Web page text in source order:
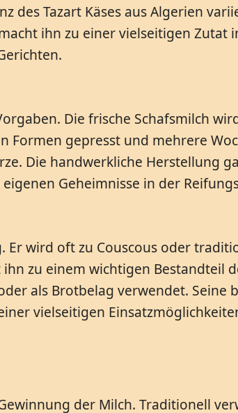
Tazart Käses aus Algerien
ihn zu einer vielseitigen Zutat
Die frische Schafsmilch
Formen gepresst und mehrere
Die handwerkliche Herstellung
Geheimnisse in der
wird oft zu Couscous oder
zu einem wichtigen Bestandteil
als Brotbelag verwendet. Seine
vielseitigen
der Milch. Traditionell